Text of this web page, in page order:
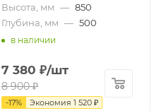
Высота, мм — 850
Глубина, мм — 500
в наличии
7 380 ₽/шт
8 900₽
-17% Экономия 1 520₽